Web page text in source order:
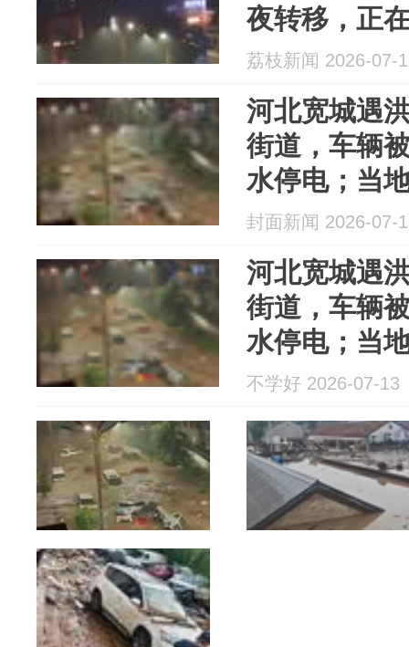
夜转移，正
荔枝新闻 2026-07-
河北宽城遇
街道，车辆
水停电；当
封面新闻 2026-07-
河北宽城遇
街道，车辆
水停电；当
不学好 2026-07-13